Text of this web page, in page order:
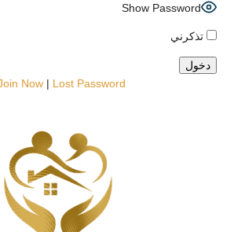
Show Password
تذكرني
Now| Lost Password?